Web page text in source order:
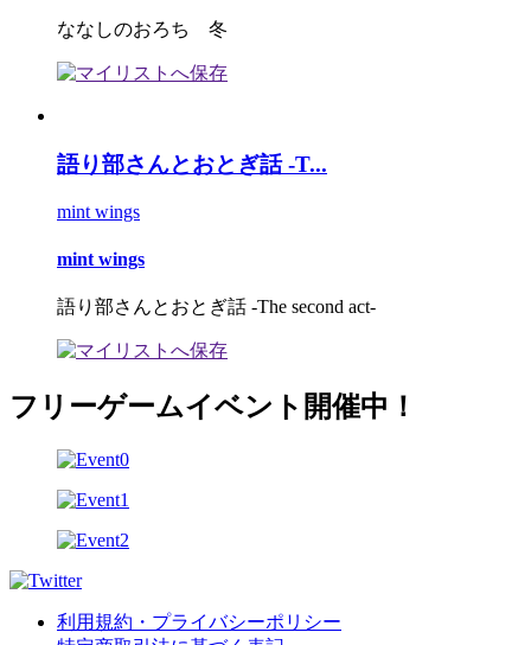
ななしのおろち 冬
語り部さんとおとぎ話 -T...
mint wings
mint wings
語り部さんとおとぎ話 -The second act-
フリーゲームイベント開催中！
利用規約・プライバシーポリシー